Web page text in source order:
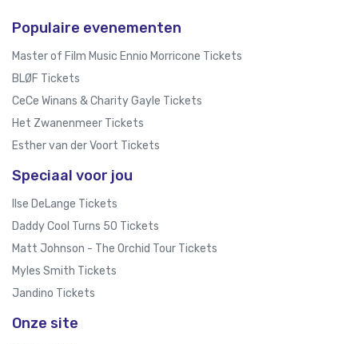
Populaire evenementen
Master of Film Music Ennio Morricone Tickets
BLØF Tickets
CeCe Winans & Charity Gayle Tickets
Het Zwanenmeer Tickets
Esther van der Voort Tickets
Speciaal voor jou
Ilse DeLange Tickets
Daddy Cool Turns 50 Tickets
Matt Johnson - The Orchid Tour Tickets
Myles Smith Tickets
Jandino Tickets
Onze site